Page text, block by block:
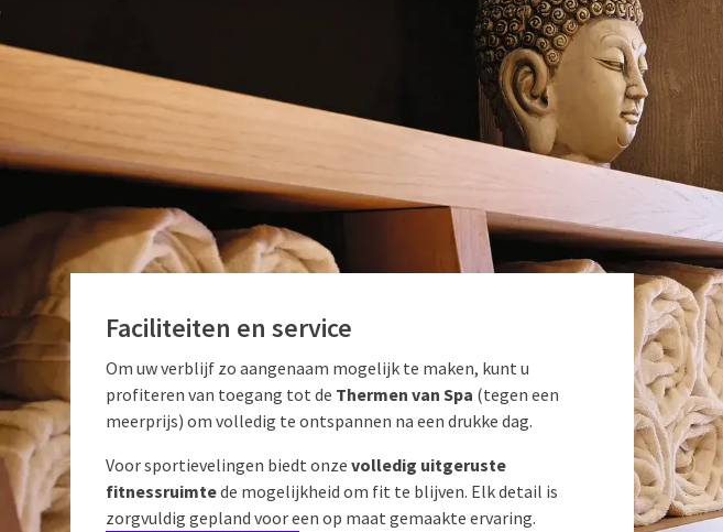
Faciliteiten en service
Om uw verblijf zo aangenaam mogelijk te maken, kunt u
profiteren van toegang tot de Thermen van Spa (tegen een
meerprijs) om volledig te ontspannen na een drukke dag.
Voor sportievelingen biedt onze volledig uitgeruste
fitnessruimtede mogelijkheid om fit te blijven. Elk detail is
zorgvuldig gepland voor een op maat gemaakte ervaring.